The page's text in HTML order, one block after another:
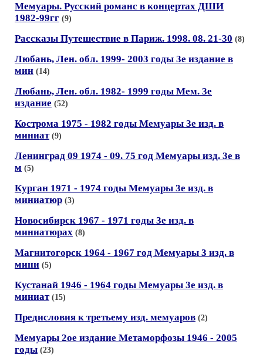
Мемуары. Русский романс в концертах ДШИ
1982-99гг (9)
Рассказы Путешествие в Париж. 1998. 08. 21-30 (8)
Любань, Лен. обл. 1999- 2003 годы 3е издание в
мин (14)
Любань, Лен. обл. 1982- 1999 годы Мем. 3е
издание (52)
Кострома 1975 - 1982 годы Мемуары 3е изд. в
миниат (9)
Ленинград 09 1974 - 09. 75 год Мемуары изд. 3е в
м (5)
Курган 1971 - 1974 годы Мемуары 3е изд. в
миниатюр (3)
Новосибирск 1967 - 1971 годы 3е изд. в
миниатюрах (8)
Магнитогорск 1964 - 1967 год Мемуары 3 изд. в
мини (5)
Кустанай 1946 - 1964 годы Мемуары 3е изд. в
миниат (15)
Предисловия к третьему изд. мемуаров (2)
Мемуары 2ое издание Метаморфозы 1946 - 2005
годы (23)